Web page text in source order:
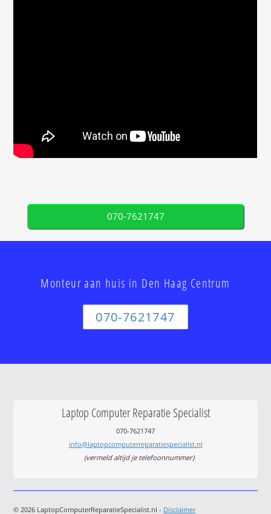
070-7621747
Monteur aan huis in Den Haag Centrum
070-7621747
Laptop Computer Reparatie Specialist
070-7621747
info@laptopcomputerreparatiespecialist.nl
(vermeld altijd je telefoonnummer)
© 2026 LaptopComputerReparatieSpecialist.nl - Disclaimer